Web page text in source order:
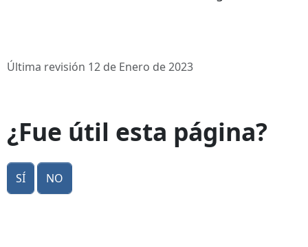
Última revisión 12 de Enero de 2023
¿Fue útil esta página?
Sí No